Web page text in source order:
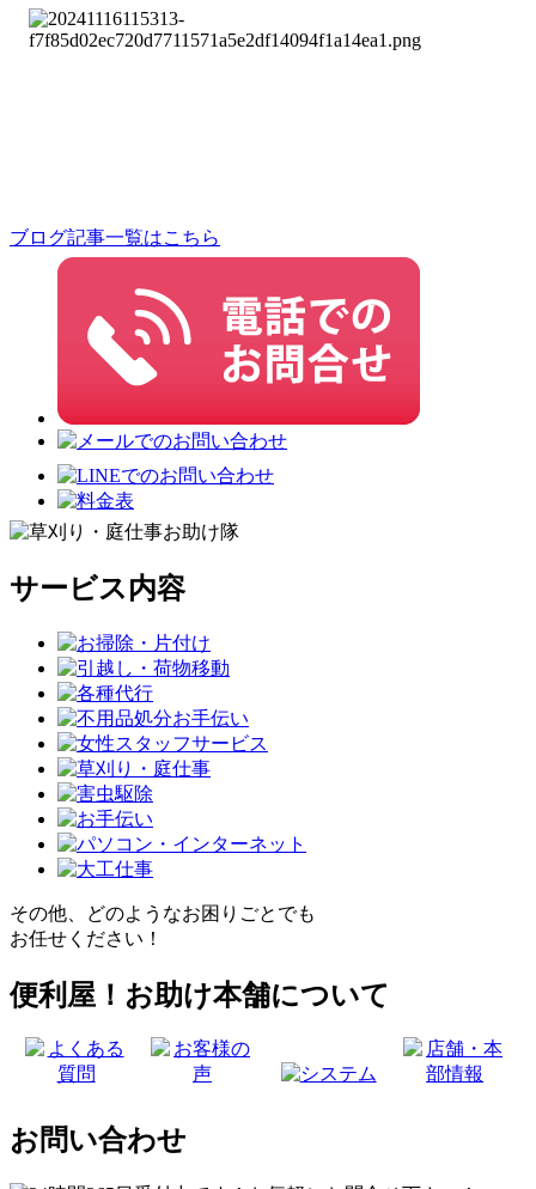
ブログ記事一覧はこちら
サービス内容
その他、どのようなお困りごとでも
お任せください！
便利屋！お助け本舗について
お問い合わせ